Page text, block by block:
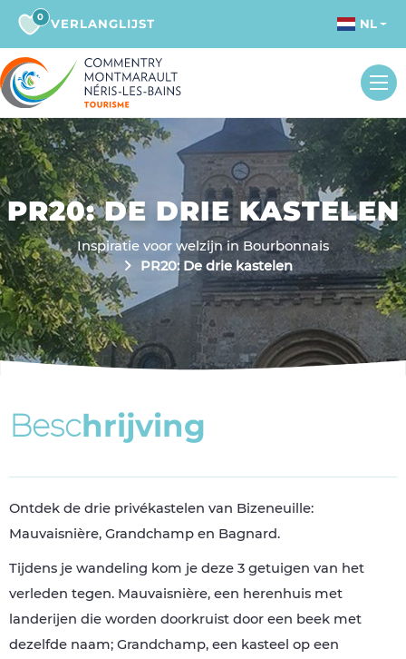
0 VERLANGLIJST NL
PR20: DE DRIE KASTELEN
Inspiratie voor welzijn in Bourbonnais
PR20: De drie kastelen
Beschrijving
Ontdek de drie privékastelen van Bizeneuille:
Mauvaisnière, Grandchamp en Bagnard.
Tijdens je wandeling kom je deze 3 getuigen van het
verleden tegen. Mauvaisnière, een herenhuis met
landerijen die worden doorkruist door een beek met
dezelfde naam; Grandchamp, een kasteel op een